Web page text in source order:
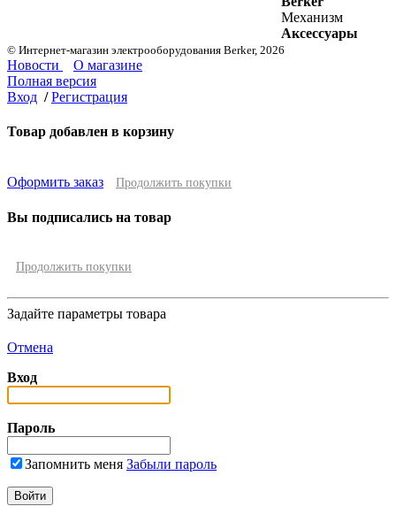
Механизм
Аксессуары
© Интернет-магазин электрооборудования Berker, 2026
Новости
О магазине
Полная версия
Вход / Регистрация
Товар добавлен в корзину
Оформить заказ Продолжить покупки
Вы подписались на товар
Продолжить покупки
Задайте параметры товара
Отмена
Вход
Пароль
Запомнить меня Забыли пароль